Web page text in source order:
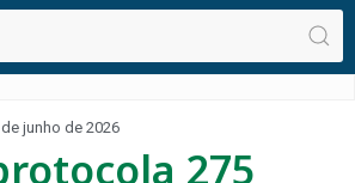
junho de 2026
275